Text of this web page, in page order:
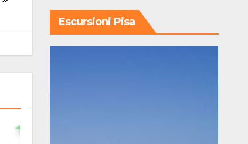
Escursioni Pisa